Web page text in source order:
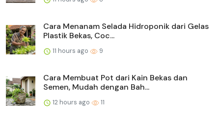
Cara Menanam Selada Hidroponik dari Gelas
Plastik Bekas, Coc...
11 hours ago 9
Cara Membuat Pot dari Kain Bekas dan
Semen, Mudah dengan Bah...
12 hours ago 11